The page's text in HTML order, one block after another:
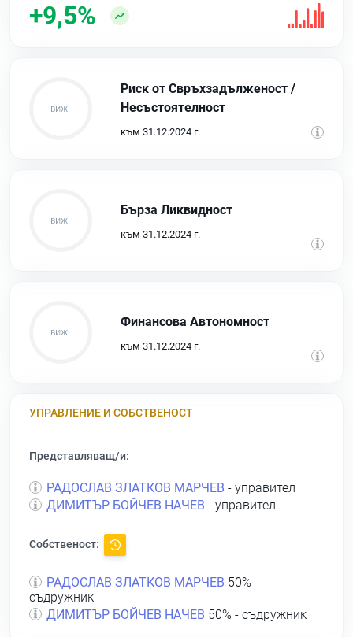
+9,5%
Риск от Свръхзадълженост /
Несъстоятелност
към 31.12.2024 г.
Бърза Ликвидност
към 31.12.2024 г.
Финансова Автономност
към 31.12.2024 г.
УПРАВЛЕНИЕ И СОБСТВЕНОСТ
Представляващ/и:
РАДОСЛАВ ЗЛАТКОВ МАРЧЕВ - управител
ДИМИТЪР БОЙЧЕВ НАЧЕВ - управител
Собственост:
РАДОСЛАВ ЗЛАТКОВ МАРЧЕВ 50% -
съдружник
ДИМИТЪР БОЙЧЕВ НАЧЕВ 50% - съдружник